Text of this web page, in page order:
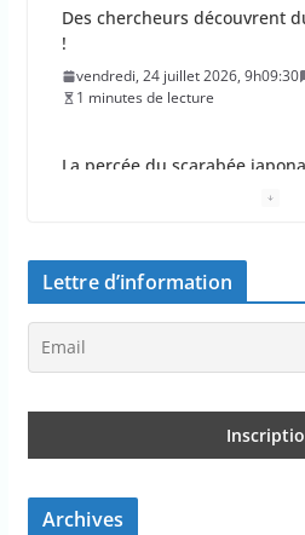
Des chercheurs découvrent
!
vendredi, 24 juillet 2026, 9h09:30
1 minutes de lecture
La percée du scarabée
hectares en France
jeudi, 23 juillet 2026, 10h10:30
Les députés approuvent les
jeudi, 23 juillet 2026, 9h09:08
Lettre d’information
Archives